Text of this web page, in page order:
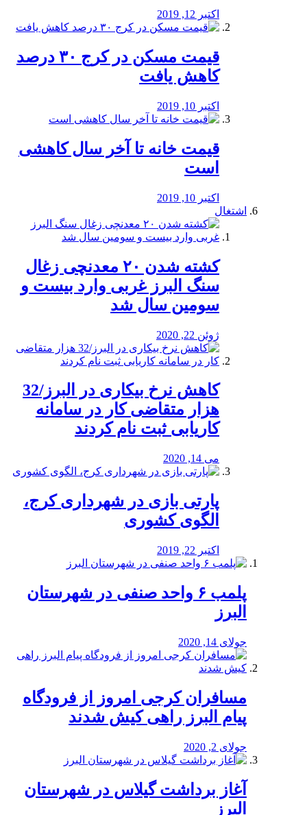
اکتبر 12, 2019
️قیمت مسکن در کرج ۳۰ درصد
کاهش یافت
اکتبر 10, 2019
قیمت خانه تا آخر سال کاهشی
است
اکتبر 10, 2019
اشتغال
کشته شدن ۲۰ معدنچی زغال
سنگ البرز غربی وارد بیست و
سومین سال شد
ژوئن 22, 2020
کاهش نرخ بیکاری در البرز/32
هزار متقاضی کار در سامانه
کاریابی ثبت نام کردند
می 14, 2020
پارتی بازی در شهرداری کرج،
الگوی کشوری
اکتبر 22, 2019
پلمب ۶ واحد صنفی در شهرستان
البرز
جولای 14, 2020
مسافران کرجی امروز از فرودگاه
پیام البرز راهی کیش شدند
جولای 2, 2020
آغاز برداشت گیلاس در شهرستان
البرز